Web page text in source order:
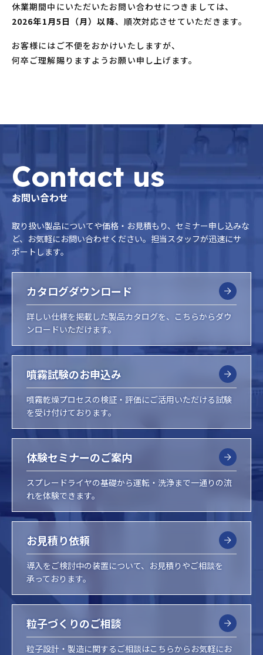
休業期間中にいただいたお問い合わせにつきましては、
2026年1月5日（月）以降、順次対応させていただきます。
お客様にはご不便をおかけいたしますが、
何卒ご理解賜りますようお願い申し上げます。
Contact us
お問い合わせ
取り扱い製品についてや価格・お見積もり、セミナー申し込みな
ど、お気軽にお問い合わせください。担当スタッフが迅速にサ
ポートします。
カタログダウンロード
詳しい仕様を掲載した製品カタログを、こちらからダウ
ンロードいただけます。
噴霧試験のお申込み
噴霧乾燥プロセスの検証・評価にご活用いただける試験
を受け付けております。
体験セミナーのご案内
スプレードライヤの基礎から運転・洗浄まで一通りの流
れを体験できます。
お見積り依頼
導入をご検討中の装置について、お見積りやご相談を
承っております。
粒子づくりのご相談
粒子設計・製造に関するご相談はこちらからお気軽にお